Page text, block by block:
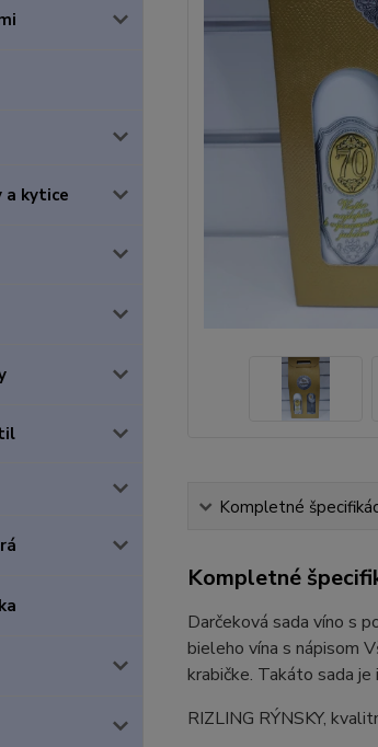
a kytice
Kompletné
Kompletné
Darčeková sada víno s
bieleho vína s nápisom
krabičke. Takáto sada
RIZLING RÝNSKY,